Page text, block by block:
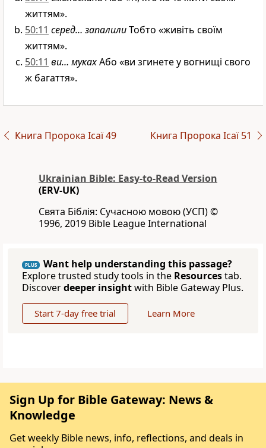
життям».
50:11 серед… запалилиТобто «живіть своїм
життям».
50:11 ви… мукахАбо «ви згинете у вогнищі свого
ж багаття».
Книга Пророка Ісаї 49 Книга Пророка Ісаї 51
Ukrainian Bible: Easy-to-Read Version
(ERV-UK)
Свята Біблія: Сучасною мовою (УСП) ©
1996, 2019 Bible League International
PLUS
Want help understanding this passage?
Explore trusted study tools in the Resourcestab.
Discoverdeeper insightwith Bible Gateway Plus.
Start 7-day free trial Learn More
Sign Up for Bible Gateway: News &
Knowledge
Get weekly Bible news, info, reflections, and deals in